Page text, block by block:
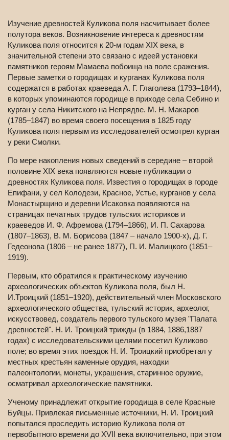
Изучение древностей Куликова поля насчитывает более
полутора веков. Возникновение интереса к древностям
Куликова поля относится к 20-м годам XIX века, в
значительной степени это связано с идеей установки
памятников героям Мамаева побоища на поле сражения.
Первые заметки о городищах и курганах Куликова поля
содержатся в работах краеведа А. Г. Глаголева (1793–1844),
в которых упоминаются городище в приходе села Себино и
курган у села Никитского на Непрядве. М. Н. Макаров
(1785–1847) во время своего посещения в 1825 году
Куликова поля первым из исследователей осмотрел курган
у реки Смолки.
По мере накопления новых сведений в середине – второй
половине XIX века появляются новые публикации о
древностях Куликова поля. Известия о городищах в городе
Епифани, у сел Колодези, Красное, Устье, курганов у села
Монастырщино и деревни Исаковка появляются на
страницах печатных трудов тульских историков и
краеведов И. Ф. Афремова (1794–1866), И. П. Сахарова
(1807–1863), В. М. Борисова (1847 – начало 1900-х), Д. Г.
Гедеонова (1806 – не ранее 1877), П. И. Малицкого (1851–
1919).
Первым, кто обратился к практическому изучению
археологических объектов Куликова поля, был Н.
И.Троицкий (1851–1920), действительный член Московского
археологического общества, тульский историк, археолог,
искусствовед, создатель первого тульского музея "Палата
древностей". Н. И. Троицкий трижды (в 1884, 1886,1887
годах) с исследовательскими целями посетил Куликово
поле; во время этих поездок Н. И. Троицкий приобретал у
местных крестьян каменные орудия, находки
палеонтологии, монеты, украшения, старинное оружие,
осматривал археологические памятники.
Ученому принадлежит открытие городища в селе Красные
Буйцы. Привлекая письменные источники, Н. И. Троицкий
попытался проследить историю Куликова поля от
первобытного времени до XVII века включительно, при этом